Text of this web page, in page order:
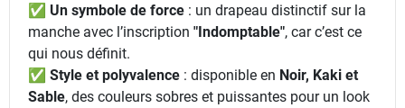
✅ Un symbole de force : un drapeau distinctif sur la
manche avec l’inscription "Indomptable", car c’est ce
qui nous définit.
✅ Style et polyvalence : disponible en Noir, Kaki et
Sable, des couleurs sobres et puissantes pour un look